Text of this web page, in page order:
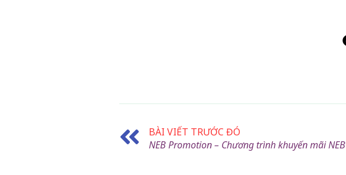
BÀI VIẾT TRƯỚC ĐÓ
NEB Promotion – Chương trình khuyến mãi NEB